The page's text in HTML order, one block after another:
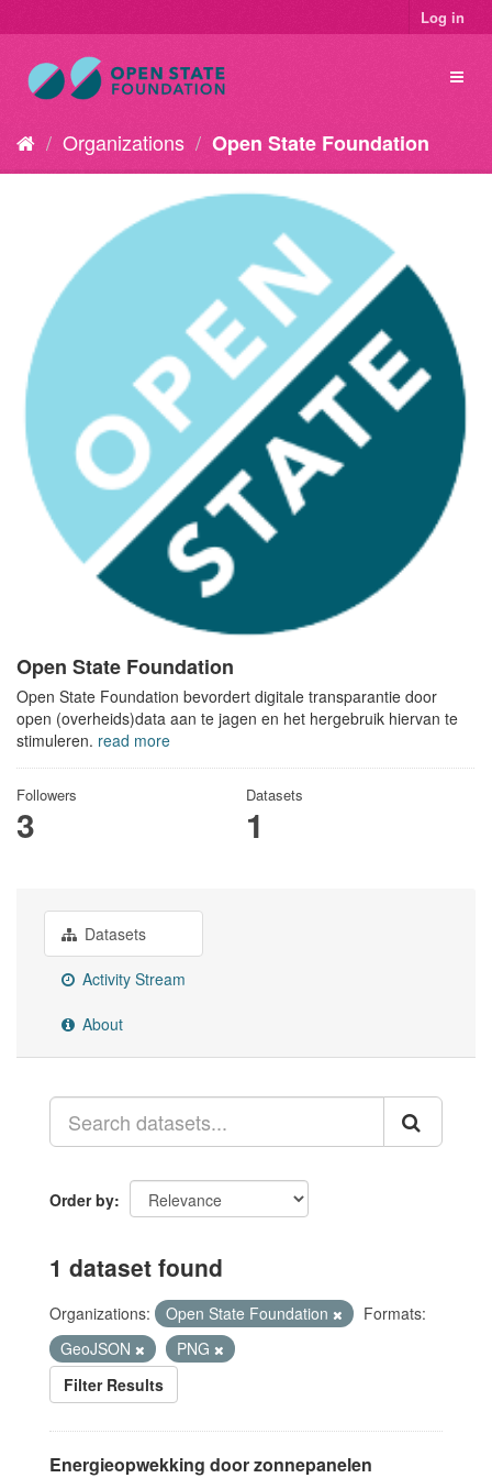
Log in
Organizations Open State Foundation
Open State Foundation
Open State Foundation bevordert digitale transparantie door
open (overheids)data aan te jagen en het hergebruik hiervan te
stimuleren. read more
Followers
3
Datasets
1
Datasets
Activity Stream
About
Order by
1 dataset found
Organizations: Open State Foundation
Formats:
GeoJSON
PNG
Filter Results
Energieopwekking door zonnepanelen